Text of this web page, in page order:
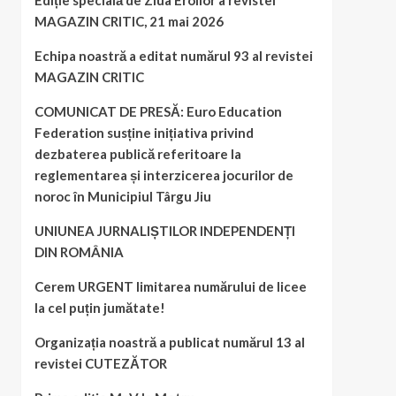
MAGAZIN CRITIC, 21 mai 2026
Echipa noastră a editat numărul 93 al revistei
MAGAZIN CRITIC
COMUNICAT DE PRESĂ: Euro Education
Federation susține inițiativa privind
dezbaterea publică referitoare la
reglementarea și interzicerea jocurilor de
noroc în Municipiul Târgu Jiu
UNIUNEA JURNALIȘTILOR INDEPENDENȚI
DIN ROMÂNIA
Cerem URGENT limitarea numărului de licee
la cel puțin jumătate!
Organizația noastră a publicat numărul 13 al
revistei CUTEZĂTOR